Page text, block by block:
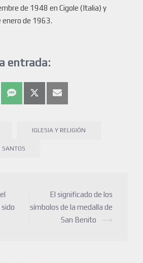
de 1948 en Cigole (Italia) y
enero de 1963.
entrada:
IGLESIA Y RELIGIÓN
SANTOS
El significado de los
símbolos de la medalla de
San Benito
⟶